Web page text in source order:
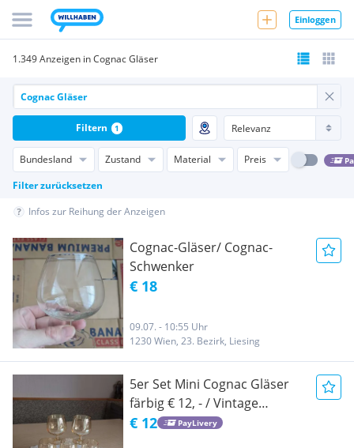
Einloggen
1.349 Anzeigen in Cognac Gläser
Bundesland Zustand Material Preis
Filter zurücksetzen
Filtern 1
Infos zur Reihung der Anzeigen
Cognac-Gläser/ Cognac-
Schwenker
€ 18
09.07. - 10:55 Uhr
1230 Wien, 23. Bezirk, Liesing
5er Set Mini Cognac Gläser
färbig € 12, - / Vintage
Cognac Gläser /
€ 12 PayLivery